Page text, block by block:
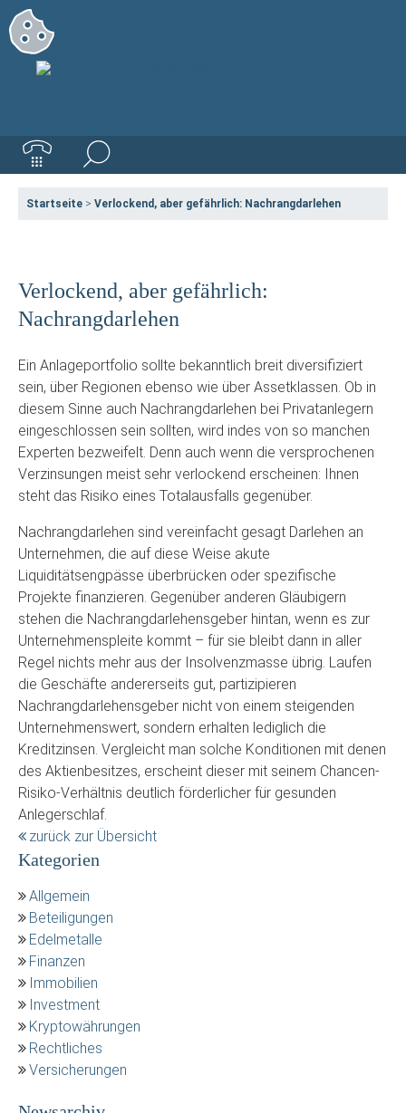
Startseite > Verlockend, aber gefährlich: Nachrangdarlehen
Verlockend, aber gefährlich:
Nachrangdarlehen
Ein Anlageportfolio sollte bekanntlich breit diversifiziert
sein, über Regionen ebenso wie über Assetklassen. Ob in
diesem Sinne auch Nachrangdarlehen bei Privatanlegern
eingeschlossen sein sollten, wird indes von so manchen
Experten bezweifelt. Denn auch wenn die versprochenen
Verzinsungen meist sehr verlockend erscheinen: Ihnen
steht das Risiko eines Totalausfalls gegenüber.
Nachrangdarlehen sind vereinfacht gesagt Darlehen an
Unternehmen, die auf diese Weise akute
Liquiditätsengpässe überbrücken oder spezifische
Projekte finanzieren. Gegenüber anderen Gläubigern
stehen die Nachrangdarlehensgeber hintan, wenn es zur
Unternehmenspleite kommt – für sie bleibt dann in aller
Regel nichts mehr aus der Insolvenzmasse übrig. Laufen
die Geschäfte andererseits gut, partizipieren
Nachrangdarlehensgeber nicht von einem steigenden
Unternehmenswert, sondern erhalten lediglich die
Kreditzinsen. Vergleicht man solche Konditionen mit denen
des Aktienbesitzes, erscheint dieser mit seinem Chancen-
Risiko-Verhältnis deutlich förderlicher für gesunden
Anlegerschlaf.
zurück zur Übersicht
Kategorien
Allgemein
Beteiligungen
Edelmetalle
Finanzen
Immobilien
Investment
Kryptowährungen
Rechtliches
Versicherungen